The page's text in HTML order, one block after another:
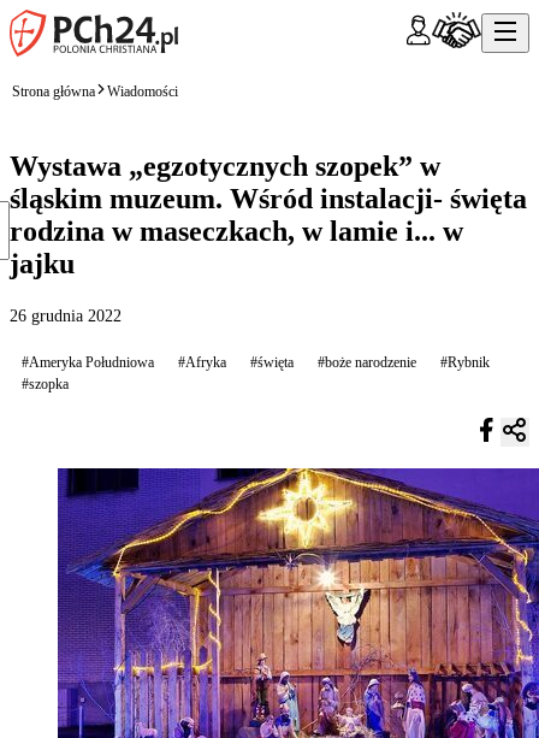
Strona główna Wiadomości
Wystawa „egzotycznych szopek” w
śląskim muzeum. Wśród instalacji- święta
rodzina w maseczkach, w lamie i... w
jajku
26 grudnia 2022
#Ameryka Południowa #Afryka #święta #boże narodzenie
#Rybnik
#szopka